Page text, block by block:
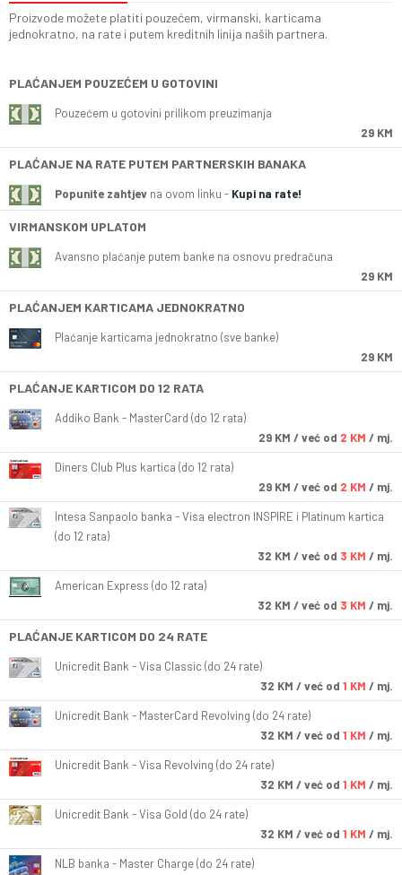
Proizvode možete platiti pouzećem, virmanski, karticama
jednokratno, na rate i putem kreditnih linija naših partnera.
PLAĆANJEM POUZEĆEM U GOTOVINI
Pouzećem u gotovini prilikom preuzimanja
29 KM
PLAĆANJE NA RATE PUTEM PARTNERSKIH BANAKA
Popunite zahtjev na ovom linku - Kupi na rate!
VIRMANSKOM UPLATOM
Avansno plaćanje putem banke na osnovu predračuna
29 KM
PLAĆANJEM KARTICAMA JEDNOKRATNO
Plaćanje karticama jednokratno (sve banke)
29 KM
PLAĆANJE KARTICOM DO 12 RATA
Addiko Bank - MasterCard (do 12 rata)
29 KM / već od 2 KM / mj.
Diners Club Plus kartica (do 12 rata)
29 KM / već od 2 KM / mj.
Intesa Sanpaolo banka - Visa electron INSPIRE i Platinum kartica
(do 12 rata)
32 KM / već od 3 KM / mj.
American Express (do 12 rata)
32 KM / već od 3 KM / mj.
PLAĆANJE KARTICOM DO 24 RATE
Unicredit Bank - Visa Classic (do 24 rate)
32 KM / već od 1 KM / mj.
Unicredit Bank - MasterCard Revolving (do 24 rate)
32 KM / već od 1 KM / mj.
Unicredit Bank - Visa Revolving (do 24 rate)
32 KM / već od 1 KM / mj.
Unicredit Bank - Visa Gold (do 24 rate)
32 KM / već od 1 KM / mj.
NLB banka - Master Charge (do 24 rate)